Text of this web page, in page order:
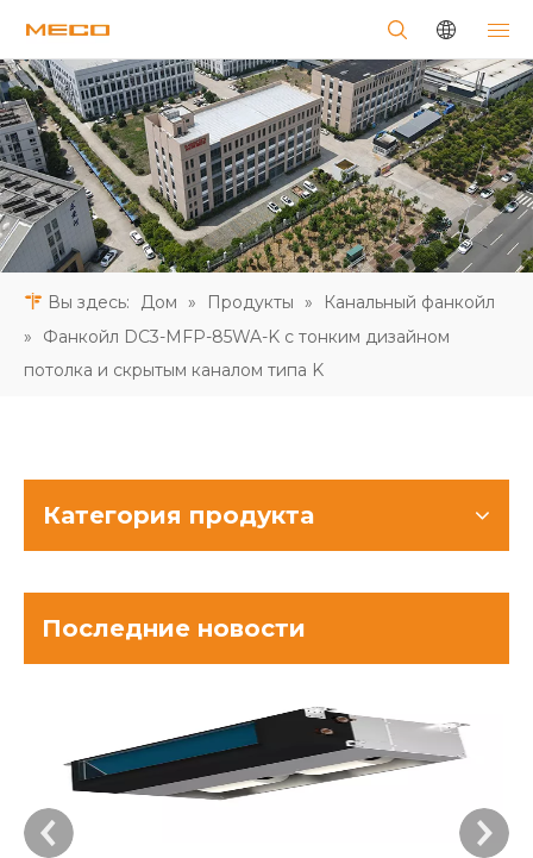
Вы здесь: Дом » Продукты »
Канальный фанкойл
»
Фанкойл DC3-MFP-85WA-K с тонким дизайном
потолка и скрытым каналом типа K
Категория продукта
Последние новости